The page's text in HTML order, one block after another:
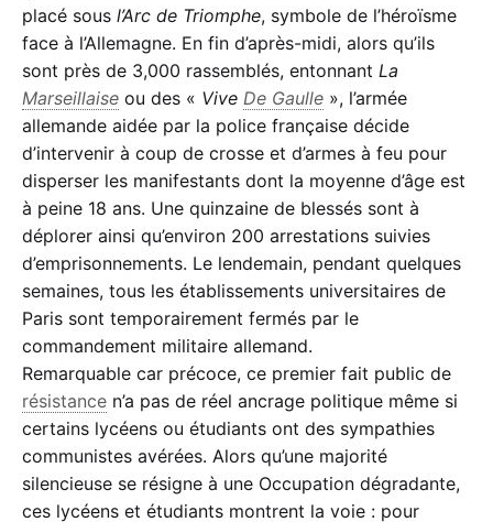
placé sous l’Arc de Triomphe, symbole de l’héroïsme
face à l’Allemagne. En fin d’après-midi, alors qu’ils
sont près de 3,000 rassemblés, entonnant La
Marseillaise ou des « Vive De Gaulle », l’armée
allemande aidée par la police française décide
d’intervenir à coup de crosse et d’armes à feu pour
disperser les manifestants dont la moyenne d’âge est
à peine 18 ans. Une quinzaine de blessés sont à
déplorer ainsi qu’environ 200 arrestations suivies
d’emprisonnements. Le lendemain, pendant quelques
semaines, tous les établissements universitaires de
Paris sont temporairement fermés par le
commandement militaire allemand.
Remarquable car précoce, ce premier fait public de
résistance n’a pas de réel ancrage politique même si
certains lycéens ou étudiants ont des sympathies
communistes avérées. Alors qu’une majorité
silencieuse se résigne à une Occupation dégradante,
ces lycéens et étudiants montrent la voie : pour